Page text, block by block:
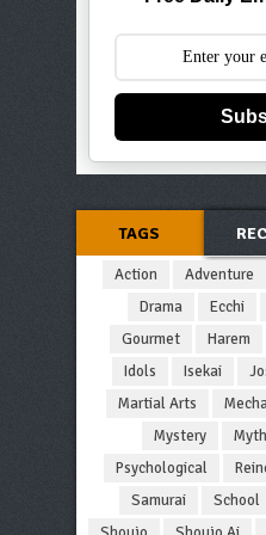
TAGS
Action Adventure
Drama
Ecchi
Gourmet
Harem
Idols
Isekai
Martial Arts
Mystery
Psychological
Samurai
School